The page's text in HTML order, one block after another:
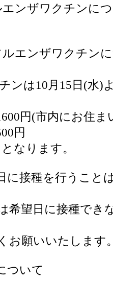
ンザワクチンに
エンザワクチン
ンは10月15日(水)
円(市内にお住ま
円
ります。
に接種を行うこと
希望日に接種でき
お願いいたします
ついて